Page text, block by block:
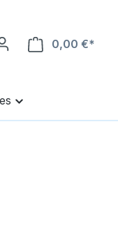
0,00 €*